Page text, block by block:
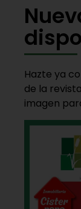
Hazte ya
de la
imagen